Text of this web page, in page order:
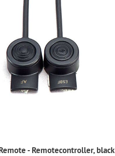
- Remotecontroller, black